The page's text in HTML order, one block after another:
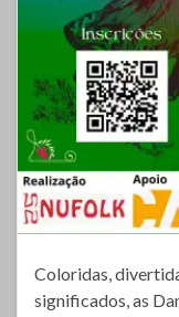
Coloridas,
significados, as